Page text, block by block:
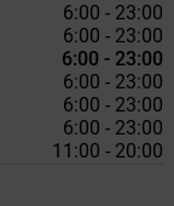
6:00 - 23:00
6:00 - 23:00
6:00 - 23:00
6:00 - 23:00
6:00 - 23:00
6:00 - 23:00
11:00 - 20:00